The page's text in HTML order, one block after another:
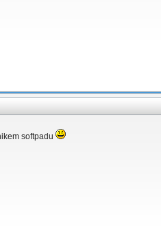
softpadu